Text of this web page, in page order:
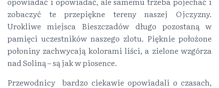
zobaczyć te przepiękne tereny naszej Ojczyzny.
Urokliwe miejsca Bieszczadów długo pozostaną w
pamięci uczestników naszego zlotu. Pięknie położone
połoniny zachwycają kolorami liści, a zielone wzgórza
nad Soliną – są jak w piosence.
Przewodnicy bardzo ciekawie opowiadali o czasach,